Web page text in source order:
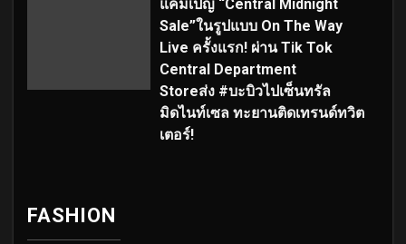
แคมเปญ “Central Midnight
Sale”ในรูปแบบ On The Way
Live ครั้งแรก! ผ่าน Tik Tok
Central Department
Storeส่ง #บะบิวไปเซ็นทรัล
มิดไนท์เซล ทะยานติดเทรนด์ทวิต
เตอร์!
FASHION